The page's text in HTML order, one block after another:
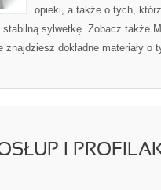
opieki, a także o tych,
stabilną sylwetkę. Zobacz także
znajdziesz dokładne materiały o
I